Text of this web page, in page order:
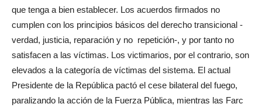
que tenga a bien establecer. Los acuerdos firmados no
cumplen con los principios básicos del derecho transicional -
verdad, justicia, reparación y no repetición-, y por tanto no
satisfacen a las víctimas. Los victimarios, por el contrario, son
elevados a la categoría de víctimas del sistema. El actual
Presidente de la República pactó el cese bilateral del fuego,
paralizando la acción de la Fuerza Pública, mientras las Farc